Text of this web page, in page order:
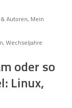
Autoren, Mein
, Wechseljahre
oder so
Linux,